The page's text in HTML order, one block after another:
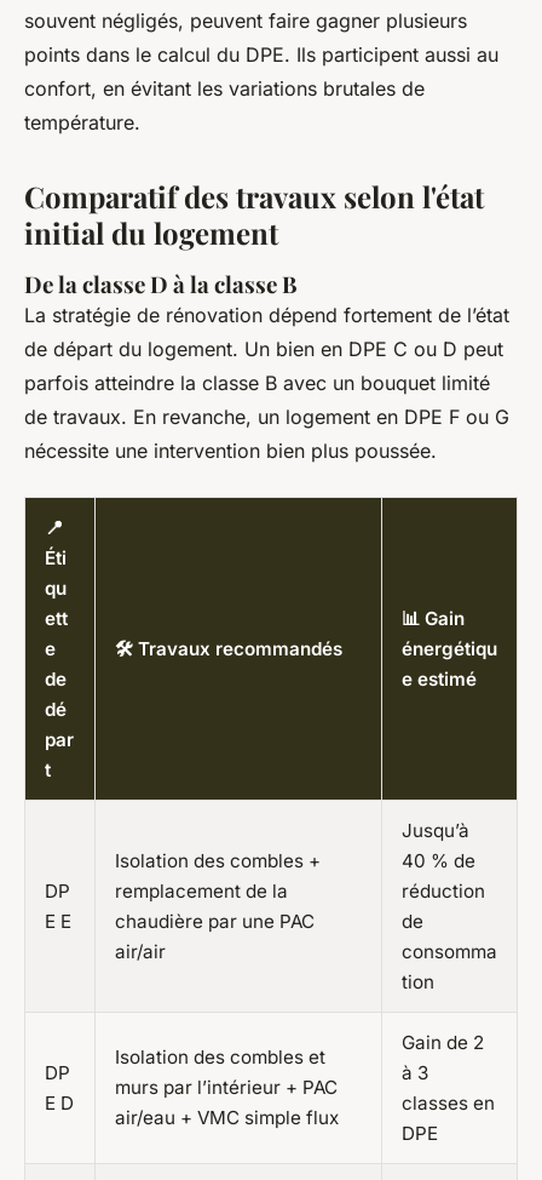
souvent négligés, peuvent faire gagner plusieurs
points dans le calcul du DPE. Ils participent aussi au
confort, en évitant les variations brutales de
température.
Comparatif des travaux selon l'état
initial du logement
De la classe D à la classe B
La stratégie de rénovation dépend fortement de l’état
de départ du logement. Un bien en DPE C ou D peut
parfois atteindre la classe B avec un bouquet limité
de travaux. En revanche, un logement en DPE F ou G
nécessite une intervention bien plus poussée.
📍
Éti
qu
ett
e
de
dé
par
t
🛠️ Travaux recommandés
📊 Gain
énergétiqu
e estimé
DP
E E
Isolation des combles +
remplacement de la
chaudière par une PAC
air/air
Jusqu’à
40 % de
réduction
de
consomma
tion
DP
E D
Isolation des combles et
murs par l’intérieur + PAC
air/eau + VMC simple flux
Gain de 2
à 3
classes en
DPE